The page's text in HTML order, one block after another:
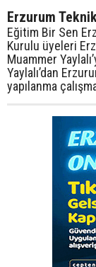
Erzurum
Eğitim Bir Sen
Kurulu üyeleri
Muammer
Yaylalı’dan
yapılanma